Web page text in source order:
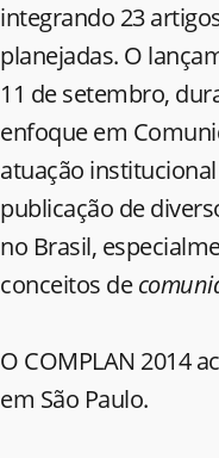
integrando 23
planejadas. O
11 de setembro,
enfoque em
atuação
publicação de
no Brasil,
conceitos de
O COMPLAN 2014
em São Paulo.